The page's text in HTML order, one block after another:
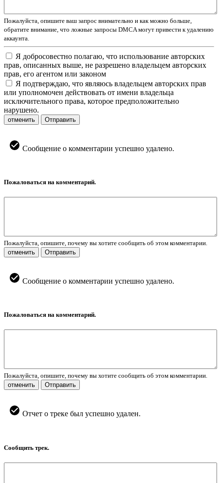
Пожалуйста, опишите ваш запрос внимательно и как можно больше,
обратите внимание, что ложные запросы DMCA могут привести к удалению
аккаунта.
Я добросовестно полагаю, что использование авторских
прав, описанных выше, не разрешено владельцем авторских
прав, его агентом или законом
Я подтверждаю, что являюсь владельцем авторских прав
или уполномочен действовать от имени владельца
исключительного права, которое предположительно
нарушено.
отменить Отправить
Сообщение о комментарии успешно удалено.
Пожаловаться на комментарий.
Пожалуйста, опишите, почему вы хотите сообщить об этом комментарии.
отменить
Отправить
Сообщение о комментарии успешно удалено.
Пожаловаться на комментарий.
Пожалуйста, опишите, почему вы хотите сообщить об этом комментарии.
отменить
Отправить
Отчет о треке был успешно удален.
Сообщить трек.